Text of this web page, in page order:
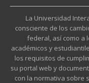
La Universidad
consciente de los
federal, así como a
académicos y
los requisitos de
su portal web y
con la normativa sobre